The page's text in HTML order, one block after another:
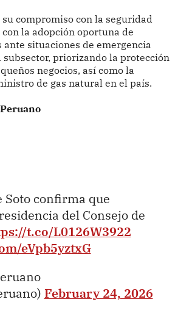
compromiso con la seguridad
la adopción oportuna de
ante situaciones de emergencia
subsector, priorizando la protección
negocios, así como la
de gas natural en el país.
Soto confirma que
del Consejo de
t.co/L0126W3922
eVpb5yztxG
February 24, 2026